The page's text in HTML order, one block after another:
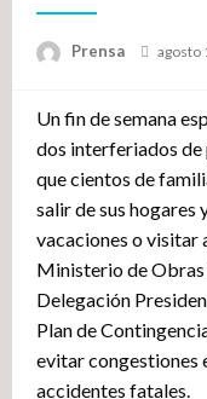
Prensa agosto
Un fin de semana
dos interferiados de
que cientos de
salir de sus hogares
vacaciones o visitar
Ministerio de Obras
Delegación
Plan de
evitar congestiones
accidentes fatales.